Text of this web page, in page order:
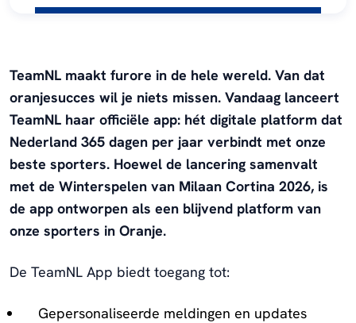
TeamNL maakt furore in de hele wereld. Van dat
oranjesucces wil je niets missen. Vandaag lanceert
TeamNL haar officiële app: hét digitale platform dat
Nederland 365 dagen per jaar verbindt met onze
beste sporters. Hoewel de lancering samenvalt
met de Winterspelen van Milaan Cortina 2026, is
de app ontworpen als een blijvend platform van
onze sporters in Oranje.
De TeamNL App biedt toegang tot:
Gepersonaliseerde meldingen en updates